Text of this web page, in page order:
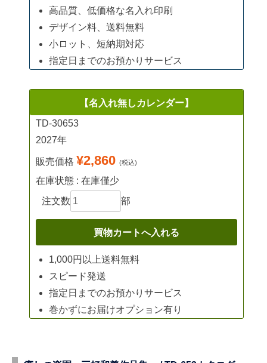
高品質、低価格な名入れ印刷
デザイン料、送料無料
小ロット、短納期対応
指定日までのお預かりサービス
【名入れ無しカレンダー】
TD-30653
2027年
販売価格 ¥2,860 (税込)
在庫状態 : 在庫僅少
注文数
部
1,000円以上送料無料
スピード発送
指定日までのお預かりサービス
巻かずにお届けオプション有り